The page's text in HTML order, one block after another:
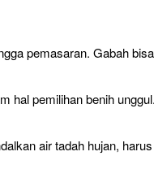
pemasaran. Gabah
hal pemilihan benih
air tadah hujan,